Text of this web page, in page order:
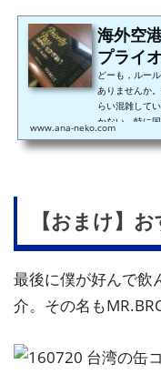
海外空
プライ
どーも，ルー
ありませんか
らい混雑して
かない。特に
くらいだった
ういうときに
www.ana-neko.com
【おまけ】
最後に僕が好んで飲
介。その名も